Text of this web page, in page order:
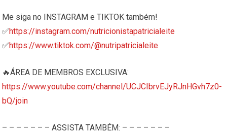
Me siga no INSTAGRAM e TIKTOK também!
✅https://instagram.com/nutricionistapatricialeite
✅https://www.tiktok.com/@nutripatricialeite
🔥ÁREA DE MEMBROS EXCLUSIVA:
https://www.youtube.com/channel/UCJCIbrvEJyRJnHGvh7z0-
bQ/join
– – – – – – – ASSISTA TAMBÉM: – – – – – – –